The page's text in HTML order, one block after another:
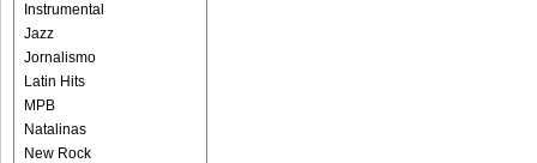
Instrumental
Jazz
Jornalismo
Latin Hits
MPB
Natalinas
New Rock